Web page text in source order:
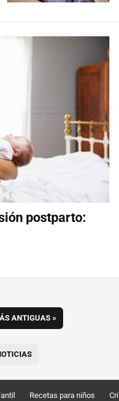
postparto:
ANTIGUAS »
Recetas para niños